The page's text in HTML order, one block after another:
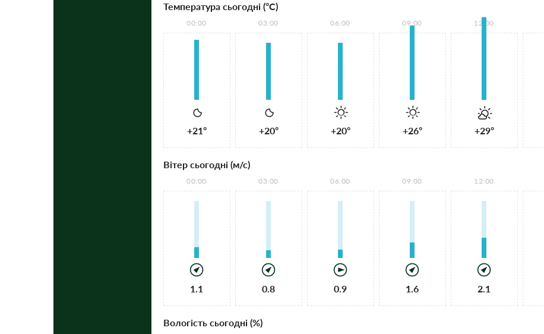
Температура сьогодні (°С)
00:00
+21°
03:00
+20°
06:00
+20°
09:00
+26°
12:00
+29°
Вітер сьогодні (м/с)
00:00
1.1
03:00
0.8
06:00
0.9
09:00
1.6
12:00
2.1
Вологість сьогодні (%)